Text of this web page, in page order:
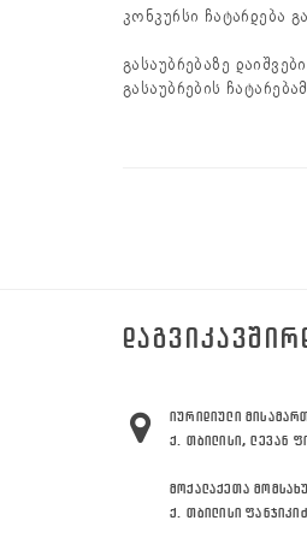
კონკურსი ჩატარდება
გასაუბრებაზე
გასაუბრების
ᲘᲣᲠᲘᲓᲘᲣᲚᲘ
Ქ. ᲗᲑᲘᲚᲘᲡᲘ, ᲚᲔᲕᲐᲜ
ᲛᲝᲥᲐᲚᲐᲥᲔᲗᲐ
Ქ. ᲗᲑᲘᲚᲘᲡᲘ